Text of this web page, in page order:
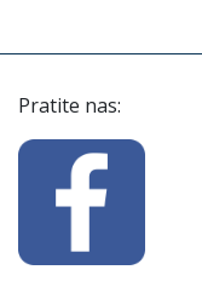
Pratite nas: